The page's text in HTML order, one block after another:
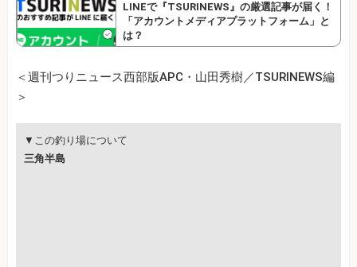
LINEで『TSURINEWS』の厳選記事が届く！
「アカウントメディアプラットフォーム」と
は？
＜週刊つりニュース西部版APC・山田秀樹／TSURINEWS編
＞
▼この釣り場について
三角半島